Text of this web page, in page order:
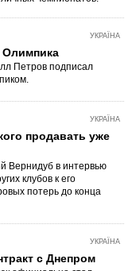
УКРАЇНА
Олимпика
Петров подписал
УКРАЇНА
продавать уже
Вернидуб в интервью
клубов к его
потерь до конца
УКРАЇНА
с Днепром